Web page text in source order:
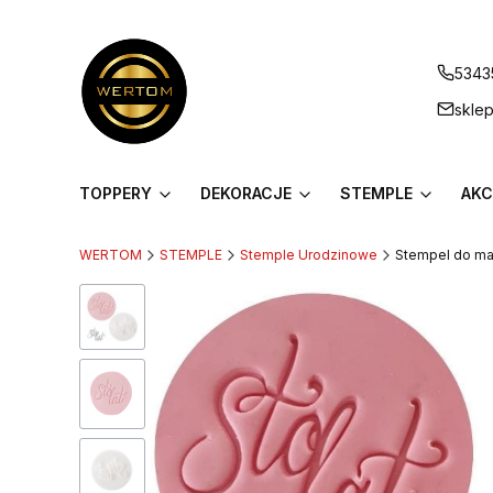
TOPPERY DEKORACJE STEMPLE
WERTOM STEMPLE Stemple Urodzinowe Stempel do